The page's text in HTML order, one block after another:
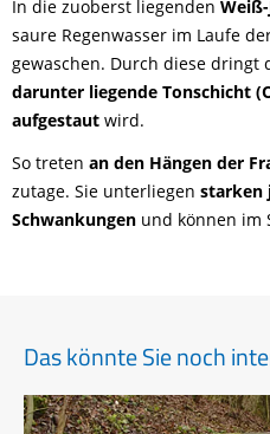
In die zuoberst liegenden
saure Regenwasser im Laufe
gewaschen. Durch diese dringt
darunter liegende Tonschicht
aufgestaut wird.
So treten an den Hängen der
zutage. Sie unterliegen starken
Schwankungen und können im
Das könnte Sie noch